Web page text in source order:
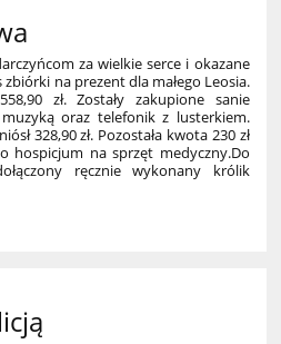
za wielkie serce i okazane
na prezent dla małego Leosia.
zł. Zostały zakupione sanie
oraz telefonik z lusterkiem.
328,90 zł. Pozostała kwota 230 zł
hospicjum na sprzęt medyczny.Do
ręcznie wykonany królik